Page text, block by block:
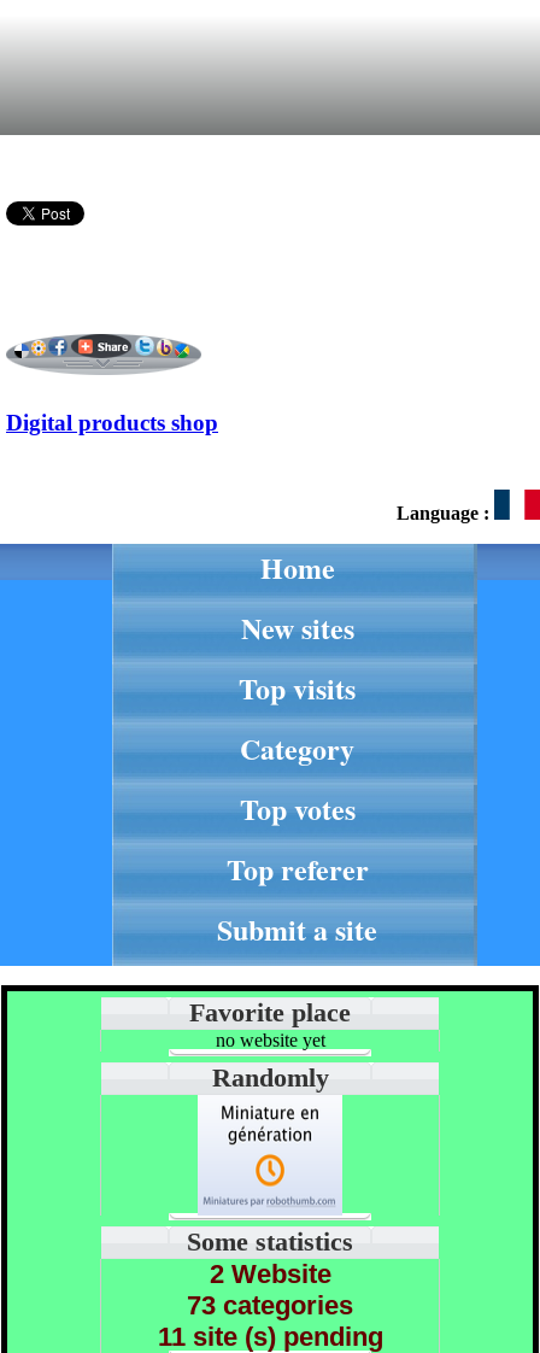
Digital products shop
Language :
Home
New sites
Top visits
Category
Top votes
Top referer
Submit a site
Favorite place
no website yet
Randomly
Some statistics
2 Website
73 categories
11 site (s) pending